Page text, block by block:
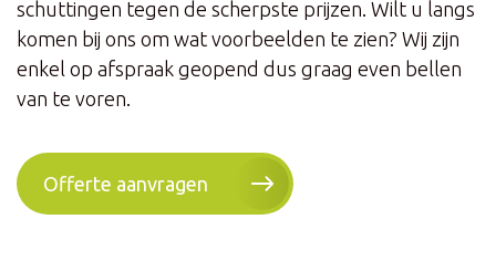
schuttingen tegen de scherpste prijzen. Wilt u langs
komen bij ons om wat voorbeelden te zien? Wij zijn
enkel op afspraak geopend dus graag even bellen
van te voren.
Offerte aanvragen